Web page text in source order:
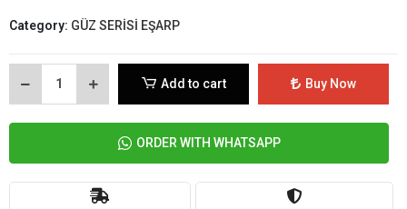
Category: GÜZ SERİSİ EŞARP
Add to cart Buy Now
ORDER WITH WHATSAPP